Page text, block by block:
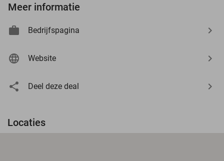
Meer informatie
Bedrijfspagina
Website
Deel deze deal
Locaties